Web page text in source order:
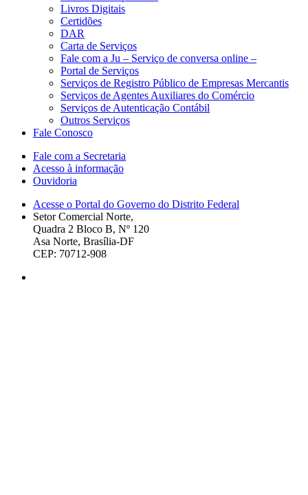
Livros Digitais
Certidões
DAR
Carta de Serviços
Fale com a Ju – Serviço de conversa online –
Portal de Serviços
Serviços de Registro Público de Empresas Mercantis
Serviços de Agentes Auxiliares do Comércio
Serviços de Autenticação Contábil
Outros Serviços
Fale Conosco
Fale com a Secretaria
Acesso à informação
Ouvidoria
Acesse o Portal do Governo do Distrito Federal
Setor Comercial Norte,
Quadra 2 Bloco B, Nº 120
Asa Norte, Brasília-DF
CEP: 70712-908